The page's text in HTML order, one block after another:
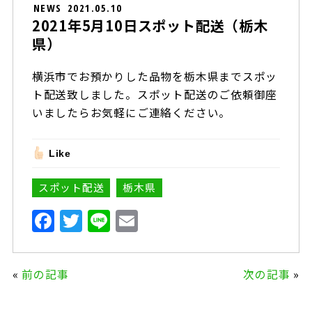
NEWS 2021.05.10
2021年5月10日スポット配送（栃木
県）
横浜市でお預かりした品物を栃木県までスポッ
ト配送致しました。スポット配送のご依頼御座
いましたらお気軽にご連絡ください。
Like
スポット配送 栃木県
F
a
c
e
T
w
Li
n
E
m
« 前の記事 次の記事 »